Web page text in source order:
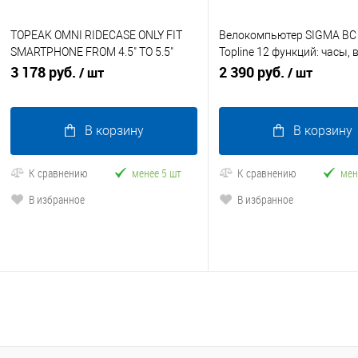
TOPEAK OMNI RIDECASE ONLY FIT
SMARTPHONE FROM 4.5" TO 5.5"
крепление для смартфона BLACK
3 178 руб. / шт
В корзину
К сравнению
менее 5 шт
В избранное
Велокомпьютер SIGMA
Topline 12 функций: часы,
пути, текущая скорость,
2 390 руб. / шт
В корзину
К сравнению
В избранное